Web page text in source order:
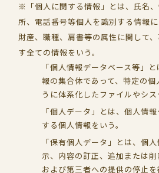
※「個人に関する情報」とは、氏名
所、電話番号等個人を識別する情報に
財産、職種、肩書等の属性に関して
す全ての情報をいう。
「個人情報データベース等」
報の集合体であって、特定の
うに体系化したファイルやシス
「個人データ」とは、個人情
する個人情報をいう。
「保有個人データ」とは、個
示、内容の訂正、追加または
および第三者への提供の停止